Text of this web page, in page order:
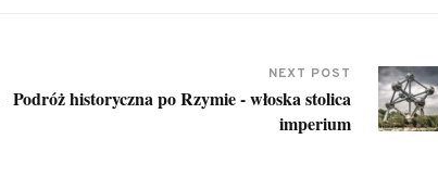
NEXT POST
Podróż historyczna po Rzymie - włoska stolica
imperium